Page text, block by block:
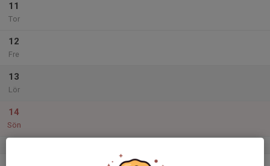
11
Tor
12
Fre
13
Lör
14
Sön